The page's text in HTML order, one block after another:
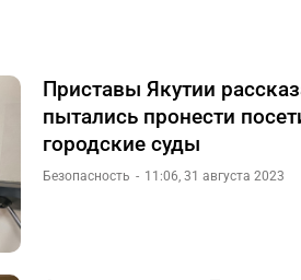
Приставы Якутии
пытались пронести
городские суды
Безопасность 11:06, 31 августа 2023